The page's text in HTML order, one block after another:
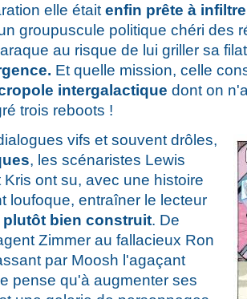
elle était enfin prête à
groupuscule politique chéri des
au risque de lui griller sa
Et quelle mission, celle
intergalactique dont on
trois reboots !
vifs et souvent drôles,
, les scénaristes Lewis
Kris ont su, avec une histoire
loufoque, entraîner le lecteur
plutôt bien construit. De
Zimmer au fallacieux Ron
par Moosh l'agaçant
pense qu'à augmenter ses